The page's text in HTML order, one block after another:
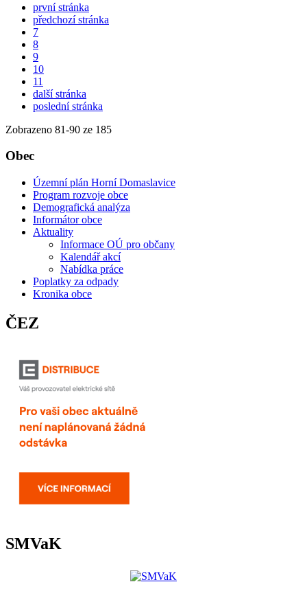
první stránka
předchozí stránka
7
8
9
10
11
další stránka
poslední stránka
Zobrazeno 81-90 ze 185
Obec
Územní plán Horní Domaslavice
Program rozvoje obce
Demografická analýza
Informátor obce
Aktuality
Informace OÚ pro občany
Kalendář akcí
Nabídka práce
Poplatky za odpady
Kronika obce
ČEZ
SMVaK